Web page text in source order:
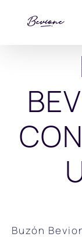
Buzón